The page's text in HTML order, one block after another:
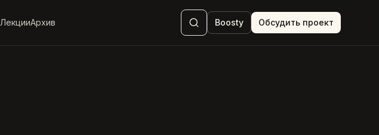
ЛекцииАрхив Boosty Обсудить проект